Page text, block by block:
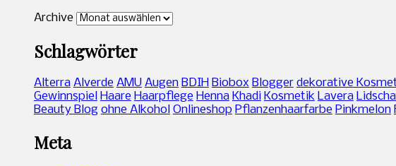
Archive
Schlagwörter
Alterra Alverde AMU Augen BDIH Biobox Blogger dekorative
Gewinnspiel Haare Haarpflege Henna Khadi Kosmetik Lavera
Beauty Blog ohne Alkohol Onlineshop Pflanzenhaarfarbe Pinkmelon
Meta